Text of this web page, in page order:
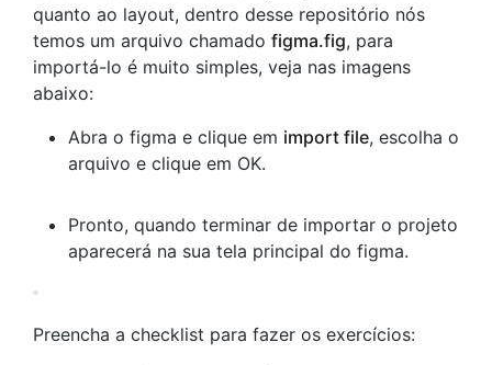
quanto ao layout, dentro desse repositório nós
temos um arquivo chamado figma.fig, para
importá-lo é muito simples, veja nas imagens
abaixo:
Abra o figma e clique em import file, escolha o
arquivo e clique em OK.
Pronto, quando terminar de importar o projeto
aparecerá na sua tela principal do figma.
Preencha a checklist para fazer os exercícios: